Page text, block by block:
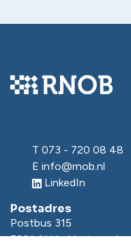
T 073 - 720 08 48
E info@rnob.nl
LinkedIn
Postadres
Postbus 315
5201 AH ’s-